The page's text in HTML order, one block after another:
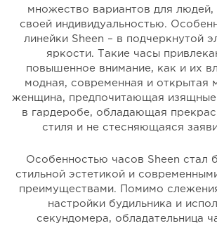
множество вариантов для
своей индивидуальностью.
линейки Sheen – в подчеркнутой
яркости. Такие часы
повышенное внимание, как и их
модная, современная и открытая
женщина, предпочитающая изящные
в гардеробе, обладающая
стиля и не стесняющаяся
Особенностью часов Sheen стал
стильной эстетикой и
преимуществами. Помимо
настройки будильника и
секундомера, обладательница